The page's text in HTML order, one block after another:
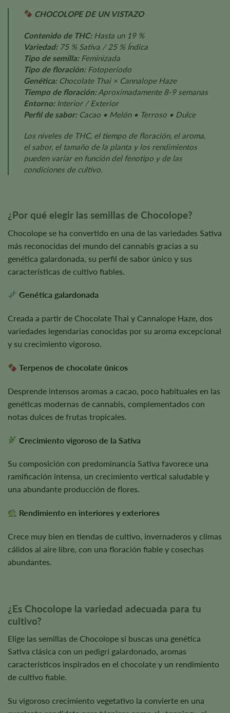
CHOCOLOPE DE UN VISTAZO
Contenido de THC:Hasta un 19 %
Variedad:75 % Sativa / 25 % Índica
Tipo de semilla:Feminizada
Tipo de floración:Fotoperíodo
Genética:Chocolate Thai × Cannalope Haze
Tiempo de floración:Aproximadamente 8-9 semanas
Entorno:Interior / Exterior
Perfil de sabor:Cacao • Melón • Terroso • Dulce
Los niveles de THC, el tiempo de floración, el aroma,
el sabor, el tamaño de la planta y los rendimientos
pueden variar en función del fenotipo y de las
condiciones de cultivo.
¿Por qué elegir las semillas de Chocolope?
Chocolope se ha convertido en una de las variedades Sativa
más reconocidas del mundo del cannabis gracias a su
genética galardonada, su perfil de sabor único y sus
características de cultivo fiables.
Genética galardonada
Creada a partir de Chocolate Thai y Cannalope Haze, dos
variedades legendarias conocidas por su aroma excepcional
y su crecimiento vigoroso.
Terpenos de chocolate únicos
Desprende intensos aromas a cacao, poco habituales en las
genéticas modernas de cannabis, complementados con
notas dulces de frutas tropicales.
Crecimiento vigoroso de la Sativa
Su composición con predominancia Sativa favorece una
ramificación intensa, un crecimiento vertical saludable y
una abundante producción de flores.
Rendimiento en interiores y exteriores
Crece muy bien en tiendas de cultivo, invernaderos y climas
cálidos al aire libre, con una floración fiable y cosechas
abundantes.
¿Es Chocolope la variedad adecuada para tu
cultivo?
Elige las semillas de Chocolope si buscas una genética
Sativa clásica con un pedigrí galardonado, aromas
característicos inspirados en el chocolate y un rendimiento
de cultivo fiable.
Su vigoroso crecimiento vegetativo la convierte en una